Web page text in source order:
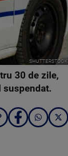
SHUTTERSTOCK
30 de zile,
suspendat.